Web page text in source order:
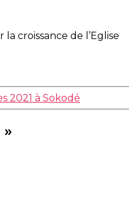
croissance de l’Eglise
2021 à Sokodé